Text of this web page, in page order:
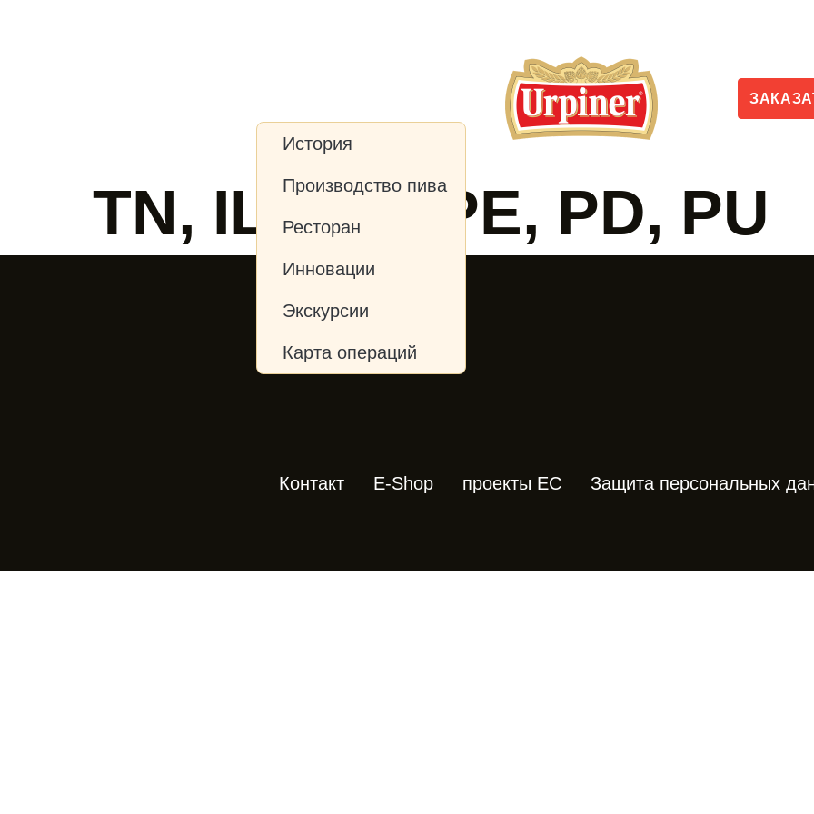
История
Производство пива
Ресторан
Инновации
Экскурсии
Карта операций
TN, IL, NM, PE, PD, PU
Контакт E-Shop проекты ЕС Защита персональных